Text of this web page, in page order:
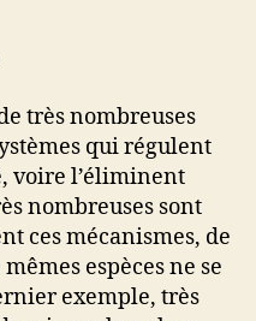
très nombreuses
qui régulent
voire l’éliminent
nombreuses sont
ces mécanismes, de
espèces ne se
exemple, très